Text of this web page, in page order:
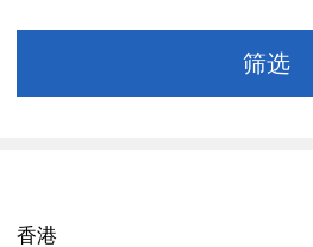
香港